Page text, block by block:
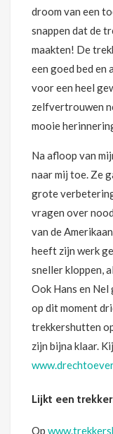
droom van een
snappen dat de
maakten! De
een goed bed en
voor een heel
zelfvertrouwen
mooie
Na afloop van
naar mij toe. Ze
grote
vragen over
van de
heeft zijn werk
sneller kloppen,
Ook Hans en
op dit moment
trekkershutten
zijn bijna klaar.
Lijkt een
Op